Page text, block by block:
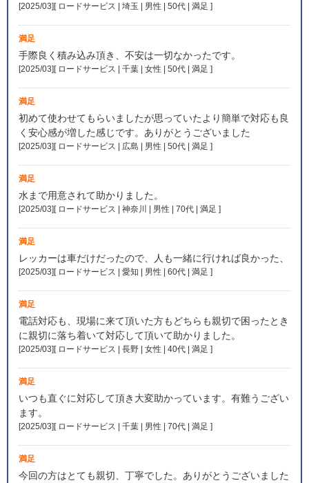
[2025/03][ ロードサービス | 埼玉 | 男性 | 50代 | 満足 ]
満足
手際良く積み込み頂き、不安は一切なかったです。
[2025/03][ ロードサービス | 千葉 | 女性 | 50代 | 満足 ]
満足
初めて使わせてもらいましたが思っていたより簡単で対応も良
く安心感が増した感じです。ありがとうございました
[2025/03][ ロードサービス | 広島 | 男性 | 50代 | 満足 ]
満足
水まで用意されて助かりました。
[2025/03][ ロードサービス | 神奈川 | 男性 | 70代 | 満足 ]
満足
レッカーは車だけだったので、人も一緒に行ければ良かった、
[2025/03][ ロードサービス | 愛知 | 男性 | 60代 | 満足 ]
満足
電話対応も、現場に来て頂いた方もどちらも親切で困ったとき
に親切に落ち着いて対応して頂いて助かりました。
[2025/03][ ロードサービス | 長野 | 女性 | 40代 | 満足 ]
満足
いつも直ぐに対応して頂き大変助かっています。有難うござい
ます。
[2025/03][ ロードサービス | 千葉 | 男性 | 70代 | 満足 ]
満足
今回の方はとても親切、丁寧でした。ありがとうございました